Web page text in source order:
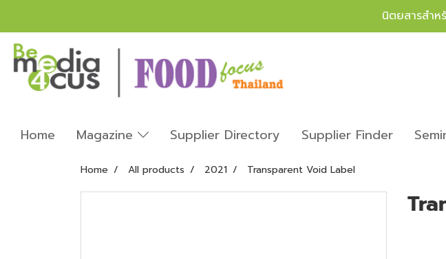
นิตยสารสำห
Home Magazine Supplier Directory Supplier Finder
Home All products 2021 Transparent Void Label